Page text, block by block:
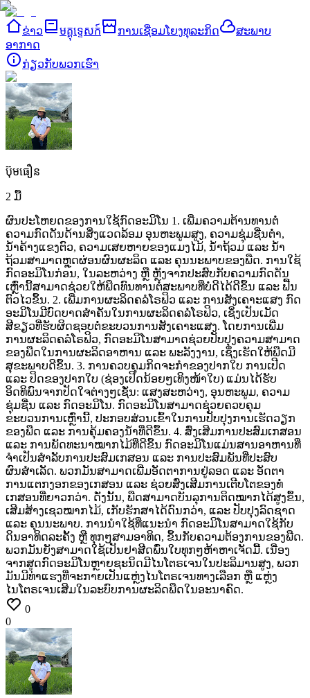
ຂ່າວ មគ្គុទ្ទេសក៍ ການເຊື່ອມໂຍງທຸລະກິດ
ສະພາບ
ອາກາດ
ກ່ຽວ​ກັບ​ພວກ​ເຮົາ
ប៊ុមធឿន
2 ມື້
ຜົນປະໂຫຍດຂອງການໃຊ້ກົດອະມິໂນ 1. ເພີ່ມຄວາມຕ້ານທານຕໍ່
ຄວາມກົດດັນດ້ານສິ່ງແວດລ້ອມ ອຸນຫະພູມສູງ, ຄວາມຊຸ່ມຊື່ນຕໍ່າ,
ນ້ຳຄ້າງແຂງຕົວ, ຄວາມເສຍຫາຍຂອງແມງໄມ້, ນ້ຳຖ້ວມ ແລະ ນ້ຳ
ຖ້ວມສາມາດຫຼຸດຜ່ອນຜົນຜະລິດ ແລະ ຄຸນນະພາບຂອງພືດ. ການໃຊ້
ກົດອະມິໂນກ່ອນ, ໃນລະຫວ່າງ ຫຼື ຫຼັງຈາກປະສົບກັບຄວາມກົດດັນ
ເຫຼົ່ານີ້ສາມາດຊ່ວຍໃຫ້ພືດທົນທານຕໍ່ສະພາບທີ່ບໍ່ດີໄດ້ດີຂຶ້ນ ແລະ ຟື້ນ
ຕົວໄວຂຶ້ນ. 2. ເພີ່ມການຜະລິດຄລໍໂຣຟິວ ແລະ ການສັງເຄາະແສງ ກົດ
ອະມິໂນມີບົດບາດສຳຄັນໃນການຜະລິດຄລໍໂຣຟິວ, ເຊິ່ງເປັນເມັດ
ສີຂຽວທີ່ຮັບຜິດຊອບຕໍ່ຂະບວນການສັງເຄາະແສງ. ໂດຍການເພີ່ມ
ການຜະລິດຄລໍໂຣຟິວ, ກົດອະມິໂນສາມາດຊ່ວຍປັບປຸງຄວາມສາມາດ
ຂອງພືດໃນການຜະລິດອາຫານ ແລະ ພະລັງງານ, ເຊິ່ງເຮັດໃຫ້ພືດມີ
ສຸຂະພາບດີຂຶ້ນ. 3. ການຄວບຄຸມກິດຈະກຳຂອງປາກໃບ ການເປີດ
ແລະ ປິດຂອງປາກໃບ (ຊ່ອງເປີດນ້ອຍໆເທິງໜ້າໃບ) ແມ່ນໄດ້ຮັບ
ອິດທິພົນຈາກປັດໃຈຕ່າງໆເຊັ່ນ: ແສງສະຫວ່າງ, ອຸນຫະພູມ, ຄວາມ
ຊຸ່ມຊື່ນ ແລະ ກົດອະມິໂນ. ກົດອະມິໂນສາມາດຊ່ວຍຄວບຄຸມ
ຂະບວນການເຫຼົ່ານີ້, ປະກອບສ່ວນເຂົ້າໃນການປັບປຸງການເຮັດວຽກ
ຂອງພືດ ແລະ ການຄຸ້ມຄອງນ້ຳທີ່ດີຂຶ້ນ. 4. ສົ່ງເສີມການປະສົມເກສອນ
ແລະ ການພັດທະນາໝາກໄມ້ທີ່ດີຂຶ້ນ ກົດອະມິໂນແມ່ນສານອາຫານທີ່
ຈຳເປັນສຳລັບການປະສົມເກສອນ ແລະ ການປະສົມພັນທີ່ປະສົບ
ຜົນສຳເລັດ. ພວກມັນສາມາດເພີ່ມອັດຕາການຢູ່ລອດ ແລະ ອັດຕາ
ການແຕກງອກຂອງເກສອນ ແລະ ຊ່ວຍສົ່ງເສີມການເຕີບໂຕຂອງທໍ່
ເກສອນທີ່ຍາວກວ່າ. ດັ່ງນັ້ນ, ພືດສາມາດບັນລຸການຕິດໝາກໄດ້ສູງຂຶ້ນ,
ເສີມສ້າງເຊວໝາກໄມ້, ເກັບຮັກສາໄດ້ດົນກວ່າ, ແລະ ປັບປຸງລົດຊາດ
ແລະ ຄຸນນະພາບ. ການນຳໃຊ້ທີ່ແນະນຳ ກົດອະມິໂນສາມາດໃຊ້ກັບ
ດິນອາທິດລະຄັ້ງ ຫຼື ທຸກໆສາມອາທິດ, ຂຶ້ນກັບຄວາມຕ້ອງການຂອງພືດ.
ພວກມັນຍັງສາມາດໃຊ້ເປັນຢາສີດພົ່ນໃບທຸກໆຫ້າຫາເຈັດມື້. ເນື່ອງ
ຈາກສູດກົດອະມິໂນຫຼາຍຊະນິດມີໄນໂຕຣເຈນໃນປະລິມານສູງ, ພວກ
ມັນມີທ່າແຮງທີ່ຈະກາຍເປັນແຫຼ່ງໄນໂຕຣເຈນທາງເລືອກ ຫຼື ແຫຼ່ງ
ໄນໂຕຣເຈນເສີມໃນລະບົບການຜະລິດພືດໃນອະນາຄົດ.
0
0